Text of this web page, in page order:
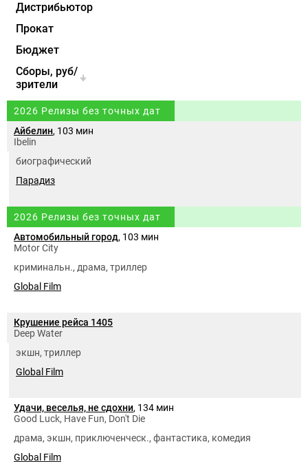
Дистрибьютор
Прокат
Бюджет
Cборы, руб/
зрители
2026 Релизы без точных дат
Айбелин, 103 мин
Ibelin
биографический
Парадиз
2026 Релизы без точных дат
Автомобильный город, 103 мин
Motor City
криминальн., драма, триллер
Global Film
Крушение рейса 1405
Deep Water
экшн, триллер
Global Film
Удачи, веселья, не сдохни, 134 мин
Good Luck, Have Fun, Don't Die
драма, экшн, приключенческ., фантастика, комедия
Global Film